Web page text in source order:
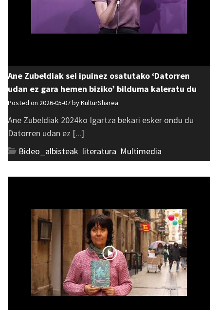
Ane Zubeldiak sei ipuinez osatutako ‘Datorren
udan ez gara hemen biziko’ bilduma kaleratu du
Posted on 2026-05-07 byKulturSharea
Ane Zubeldiak 2024ko Igartza bekari esker ondu du
Datorren udan ez [...]
Bideo_albisteak literatura Multimedia